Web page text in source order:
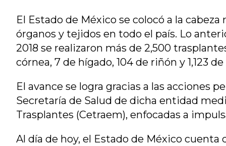
El Estado de México se colocó a la
órganos y tejidos en todo el país. Lo
2018 se realizaron más de 2,500
córnea, 7 de hígado, 104 de riñón y 1,123
El avance se logra gracias a las acciones
Secretaría de Salud de dicha entidad
Trasplantes (Cetraem), enfocadas a
Al día de hoy, el Estado de México cuenta